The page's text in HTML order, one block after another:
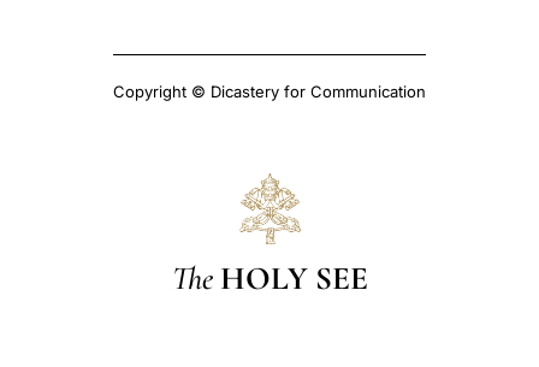
Copyright © Dicastery for Communication
The HOLY SEE